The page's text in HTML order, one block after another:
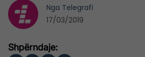
Nga Telegrafi
17/03/2019